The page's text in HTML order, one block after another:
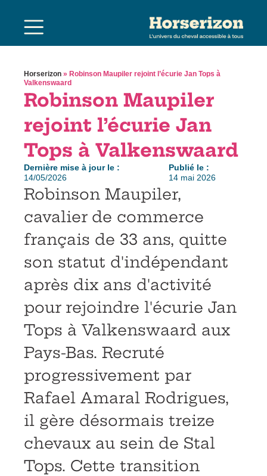
Horserizon » Robinson Maupiler rejoint l’écurie Jan Tops à
Valkenswaard
Robinson Maupiler
rejoint l’écurie Jan
Tops à Valkenswaard
Dernière mise à jour le :
14/05/2026
Publié le :
14 mai 2026
Robinson Maupiler,
cavalier de commerce
français de 33 ans, quitte
son statut d'indépendant
après dix ans d'activité
pour rejoindre l'écurie Jan
Tops à Valkenswaard aux
Pays-Bas. Recruté
progressivement par
Rafael Amaral Rodrigues,
il gère désormais treize
chevaux au sein de Stal
Tops. Cette transition